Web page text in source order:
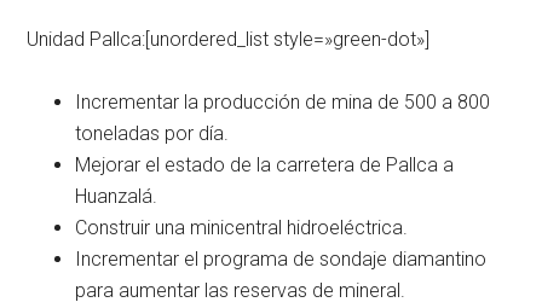
Unidad Pallca:[unordered_list style=»green-dot»]
Incrementar la producción de mina de 500 a 800
toneladas por día.
Mejorar el estado de la carretera de Pallca a
Huanzalá.
Construir una minicentral hidroeléctrica.
Incrementar el programa de sondaje diamantino
para aumentar las reservas de mineral.